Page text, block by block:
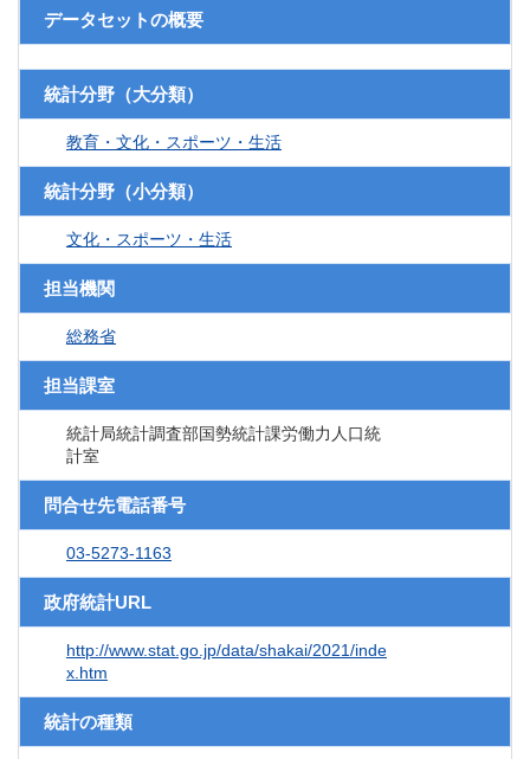
データセットの概要
統計分野（大分類）
教育・文化・スポーツ・生活
統計分野（小分類）
文化・スポーツ・生活
担当機関
総務省
担当課室
統計局統計調査部国勢統計課労働力人口統
計室
問合せ先電話番号
03-5273-1163
政府統計URL
http://www.stat.go.jp/data/shakai/2021/inde
x.htm
統計の種類